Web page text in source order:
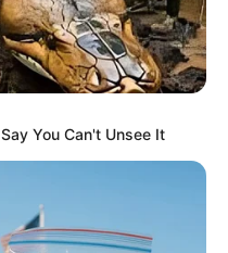
You Can't Unsee It